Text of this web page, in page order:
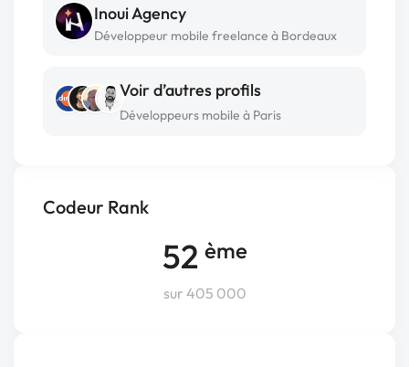
Codeur Rank
52 ème
sur 405 000
Inoui Agency
Développeur mobile freelance à Bordeaux
Voir d’autres profils
Développeurs mobile à Paris